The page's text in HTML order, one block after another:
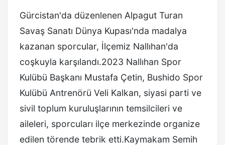
Gürcistan'da düzenlenen Alpagut Turan
Savaş Sanatı Dünya Kupası'nda madalya
kazanan sporcular, İlçemiz Nallıhan'da
coşkuyla karşılandı.2023 Nallıhan Spor
Kulübü Başkanı Mustafa Çetin, Bushido Spor
Kulübü Antrenörü Veli Kalkan, siyasi parti ve
sivil toplum kuruluşlarının temsilcileri ve
aileleri, sporcuları ilçe merkezinde organize
edilen törende tebrik etti.Kaymakam Semih